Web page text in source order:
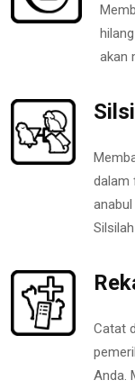
akan
dalam
Catat
Anda.